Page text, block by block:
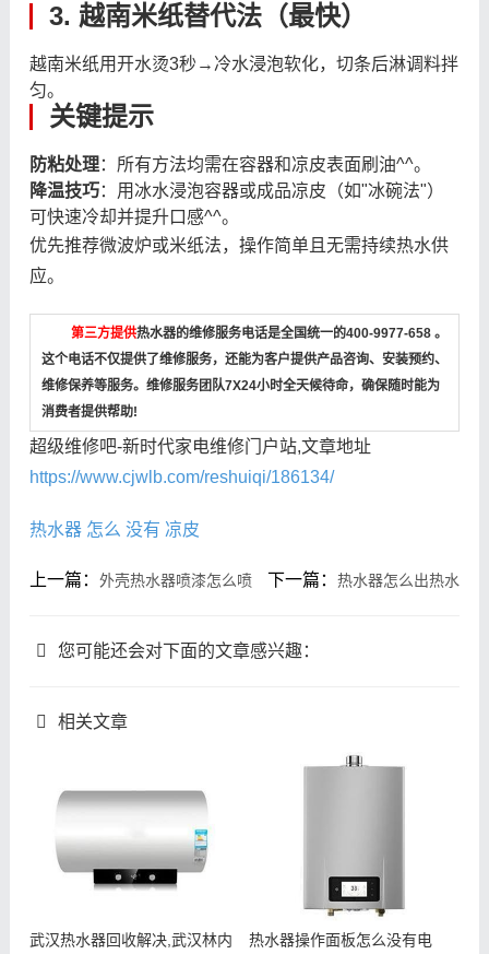
3. 越南米纸替代法（最快）
越南米纸用开水烫3秒→冷水浸泡软化，切条后淋调料拌
匀。
关键提示
防粘处理：所有方法均需在容器和凉皮表面刷油^^。
降温技巧：用冰水浸泡容器或成品凉皮（如"冰碗法"）
可快速冷却并提升口感^^。
优先推荐微波炉或米纸法，操作简单且无需持续热水供
应。
第三方提供热水器的维修服务电话是全国统一的400-9977-658 。
这个电话不仅提供了维修服务，还能为客户提供产品咨询、安装预约、
维修保养等服务。维修服务团队7X24小时全天候待命，确保随时能为
消费者提供帮助!
超级维修吧-新时代家电维修门户站,文章地址
https://www.cjwlb.com/reshuiqi/186134/
热水器 怎么 没有 凉皮
上一篇： 外壳热水器喷漆怎么喷 下一篇：热水器怎么出热水
您可能还会对下面的文章感兴趣：
相关文章
武汉热水器回收解决,武汉林内
热水器操作面板怎么没有电